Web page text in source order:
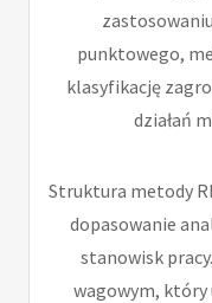
punktowego,
klasyfikację
działań
Struktura metody
dopasowanie
stanowisk
wagowym, który